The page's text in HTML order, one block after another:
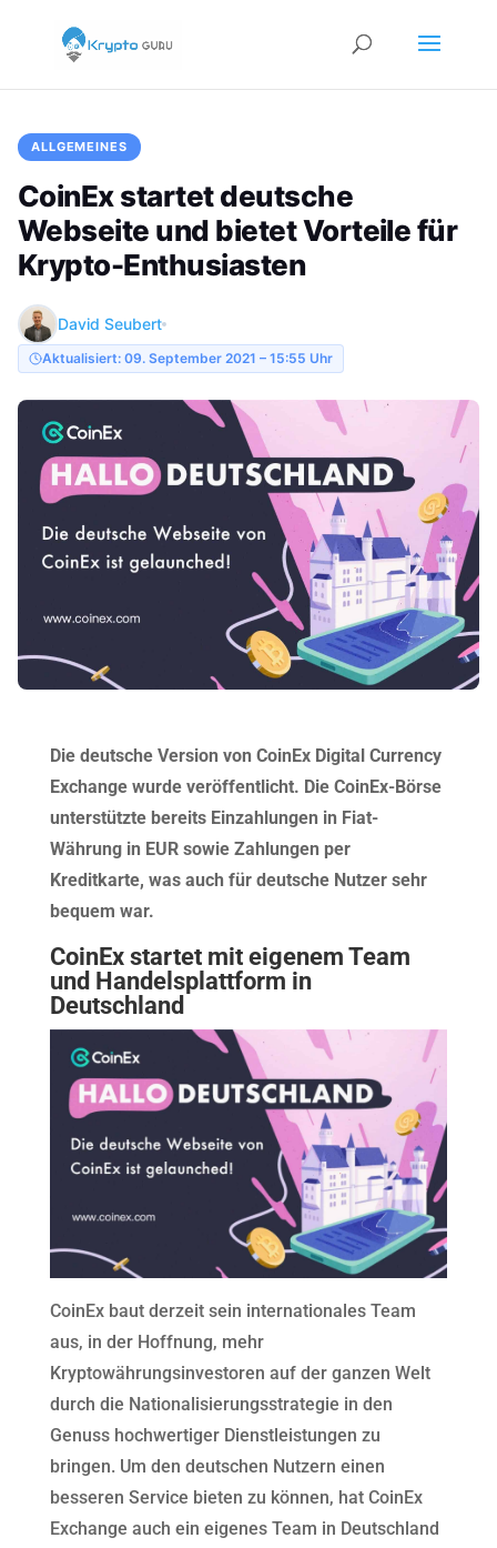
ALLGEMEINES
CoinEx startet deutsche
Webseite und bietet Vorteile für
Krypto-Enthusiasten
David Seubert
Aktualisiert: 09. September 2021 – 15:55 Uhr
Die deutsche Version von CoinEx Digital Currency
Exchange wurde veröffentlicht. Die CoinEx-Börse
unterstützte bereits Einzahlungen in Fiat-
Währung in EUR sowie Zahlungen per
Kreditkarte, was auch für deutsche Nutzer sehr
bequem war.
CoinEx startet mit eigenem Team
und Handelsplattform in
Deutschland
CoinEx baut derzeit sein internationales Team
aus, in der Hoffnung, mehr
Kryptowährungsinvestoren auf der ganzen Welt
durch die Nationalisierungsstrategie in den
Genuss hochwertiger Dienstleistungen zu
bringen. Um den deutschen Nutzern einen
besseren Service bieten zu können, hat CoinEx
Exchange auch ein eigenes Team in Deutschland